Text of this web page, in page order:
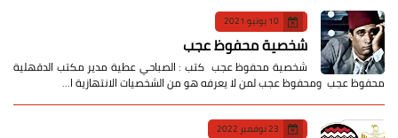
10 يونيو 2021
شخصية محفوظ عجب
شخصية محفوظ عجب كتب : الصباحي عطية مدير مكتب الدقهلية
محفوظ عجب ومحفوظ عجب لمن لا يعرفه هو من الشخصيات الانتهازية ا…
23 نوفمبر 2022